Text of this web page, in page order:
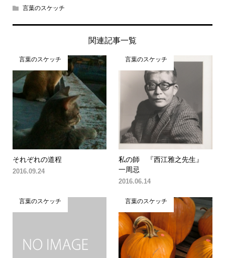
言葉のスケッチ
関連記事一覧
言葉のスケッチ
それぞれの道程
2016.09.24
言葉のスケッチ
私の師 『西江雅之先生』
一周忌
2016.06.14
言葉のスケッチ 言葉のスケッチ